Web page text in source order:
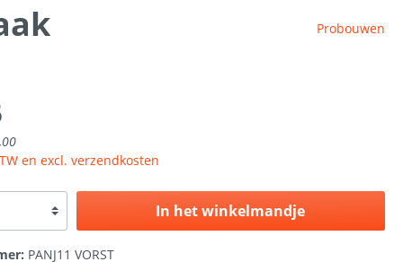
Probouwen
en excl. verzendkosten
In het winkelmandje
PANJ11 VORST